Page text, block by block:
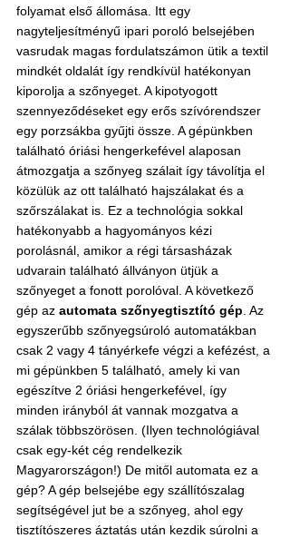
folyamat első állomása. Itt egy
nagyteljesítményű ipari poroló belsejében
vasrudak magas fordulatszámon ütik a textil
mindkét oldalát így rendkívül hatékonyan
kiporolja a szőnyeget. A kipotyogott
szennyeződéseket egy erős szívórendszer
egy porzsákba gyűjti össze. A gépünkben
található óriási hengerkefével alaposan
átmozgatja a szőnyeg szálait így távolítja el
közülük az ott található hajszálakat és a
szőrszálakat is. Ez a technológia sokkal
hatékonyabb a hagyományos kézi
porolásnál, amikor a régi társasházak
udvarain található állványon ütjük a
szőnyeget a fonott porolóval. A következő
gép az automata szőnyegtisztító gép . Az
egyszerűbb szőnyegsúroló automatákban
csak 2 vagy 4 tányérkefe végzi a kefézést, a
mi gépünkben 5 található, amely ki van
egészítve 2 óriási hengerkefével, így
minden irányból át vannak mozgatva a
szálak többszörösen. (Ilyen technológiával
csak egy-két cég rendelkezik
Magyarországon!) De mitől automata ez a
gép? A gép belsejébe egy szállítószalag
segítségével jut be a szőnyeg, ahol egy
tisztítószeres áztatás után kezdik súrolni a